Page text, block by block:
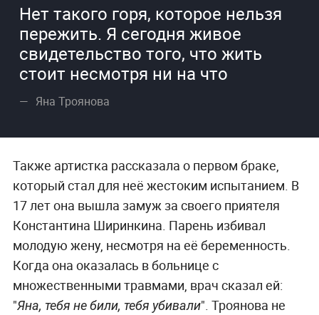
Нет такого горя, которое нельзя
пережить. Я сегодня живое
свидетельство того, что жить
стоит несмотря ни на что
Яна Троянова
Также артистка рассказала о первом браке,
который стал для неё жестоким испытанием. В
17 лет она вышла замуж за своего приятеля
Константина Ширинкина. Парень избивал
молодую жену, несмотря на её беременность.
Когда она оказалась в больнице с
множественными травмами, врач сказал ей:
"Яна, тебя не били, тебя убивали". Троянова не